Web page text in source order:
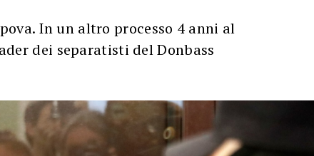
In un altro processo 4 anni al
dei separatisti del Donbass